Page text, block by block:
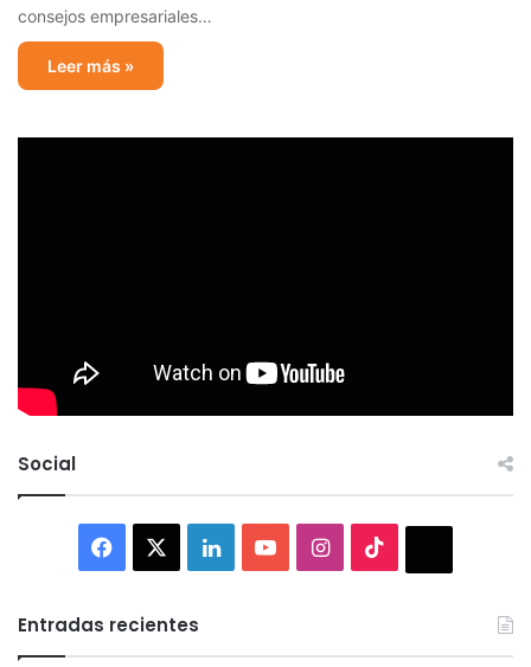
consejos empresariales…
Leer más »
Social
Facebook LinkedInYouTubeInstagram
Entradas recientes